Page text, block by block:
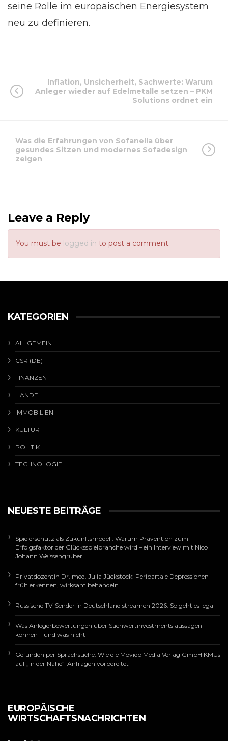
seine Rolle im europäischen Energiesystem
neu zu definieren.
Inflation, Unsicherheit, Sachwerte: Warum
Anleger wieder auf Edelmetalle setzen – PKM
Solutions ordnet ein
Was die Erfahrungen von Sofanella über
gesundes Sitzen und modernes Sofadesign
zeigen
Leave a Reply
You must be logged in to post a comment.
KATEGORIEN
ALLGEMEIN
CSR (DE)
FINANZEN
HANDEL
IMMOBILIEN
KULTUR
POLITIK
TECHNOLOGIE
NEUESTE BEITRÄGE
Spielerschutz als Zukunftsmodell: Warum Prävention zum
Erfolgsfaktor der Glücksspielbranche wird – ein Interview mit Nico
Johann Weissengruber
Privatdozentin Dr. med. Julia Jückstock: Peripartale Depressionen
früh erkennen, wirksam behandeln
Russische TV-Sender in Deutschland streamen 2026: So geht es legal
Was Anlegerbewertungen über Sachwertinvestments aussagen
können – und was nicht
Gefunden per Sprachsuche: Wie die Movido Media Verlag GmbH KMUs
auf „in der Nähe“-Anfragen vorbereitet
EUROPÄISCHE
WIRTSCHAFTSNACHRICHTEN